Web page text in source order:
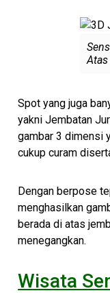
Spot yang juga
yakni Jembatan
gambar 3 dimensi
cukup curam
Dengan berpose
menghasilkan
berada di atas
menegangkan.
Wisata